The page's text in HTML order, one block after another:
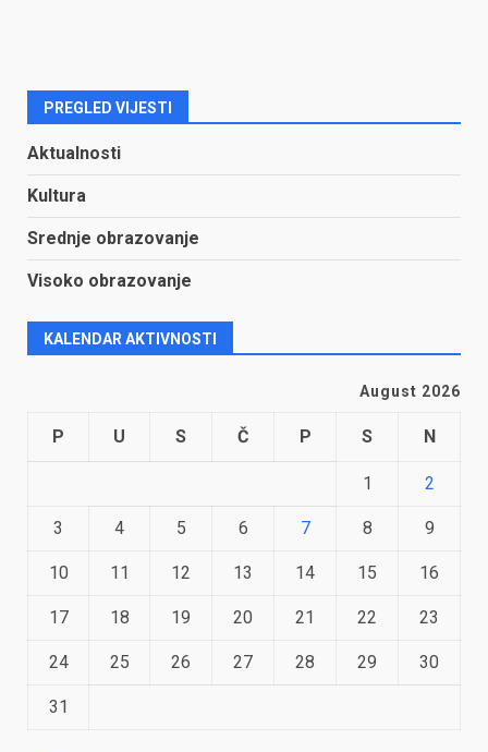
PREGLED VIJESTI
Aktualnosti
Kultura
Srednje obrazovanje
Visoko obrazovanje
KALENDAR AKTIVNOSTI
August 2026
P U S Č P S N
1 2
3 4 5 6 7 8 9
10 11 12 13 14 15 16
17 18 19 20 21 22 23
24 25 26 27 28 29 30
31